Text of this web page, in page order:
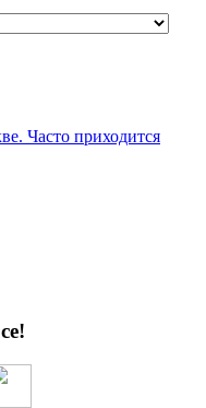
Часто приходится